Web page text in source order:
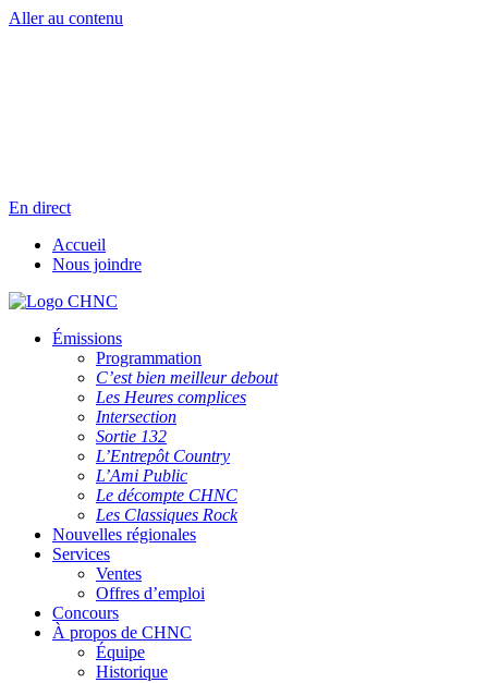
Aller au contenu
En direct
Accueil
Nous joindre
Émissions
Programmation
C’est bien meilleur debout
Les Heures complices
Intersection
Sortie 132
L’Entrepôt Country
L’Ami Public
Le décompte CHNC
Les Classiques Rock
Nouvelles régionales
Services
Ventes
Offres d’emploi
Concours
À propos de CHNC
Équipe
Historique